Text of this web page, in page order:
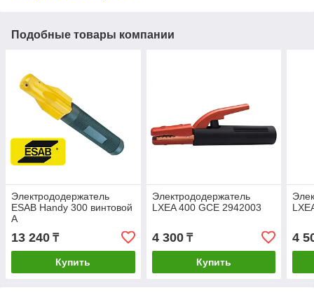
Подобные товары компании
Электрододержатель
ESAB Handy 300 винтовой
А
13 240 ₸
Купить
Электрододержатель
LXEA 400 GCE 2942003
4 300₸
Купить
4